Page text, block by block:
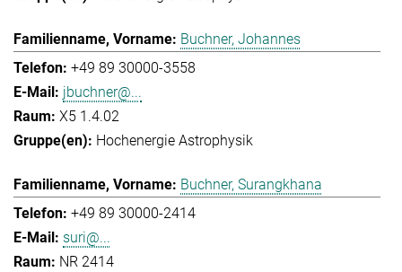
Buchner, Johannes
+49 89 30000-3558
jbuchner@...
X5 1.4.02
Hochenergie Astrophysik
Buchner, Surangkhana
+49 89 30000-2414
suri@...
NR 2414